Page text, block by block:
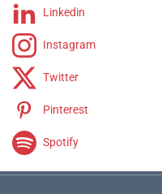
Linkedin
Instagram
Twitter
Pinterest
Spotify